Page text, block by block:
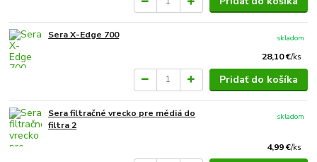
Sera X-Edge 700
28,10 €/ks
skladom
Pridať do košíka
Sera filtračné vrecko pre médiá do
filtra 2
4,99 €/ks
skladom